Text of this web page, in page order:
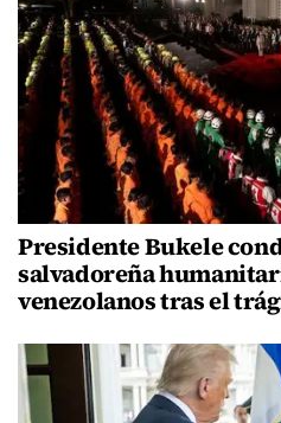
Presidente Bukele
salvadoreña
venezolanos tras el